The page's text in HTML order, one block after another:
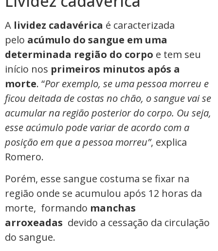
A lividez cadavérica é caracterizada
pelo acúmulo do sangue em uma
determinada região do corpo e tem seu
início nos primeiros minutos após a
morte. “Por exemplo, se uma pessoa morreu e
ficou deitada de costas no chão, o sangue vai se
acumular na região posterior do corpo. Ou seja,
esse acúmulo pode variar de acordo com a
posição em que a pessoa morreu”, explica
Romero.
Porém, esse sangue costuma se fixar na
região onde se acumulou após 12 horas da
morte, formando manchas
arroxeadas devido a cessação da circulação
do sangue.